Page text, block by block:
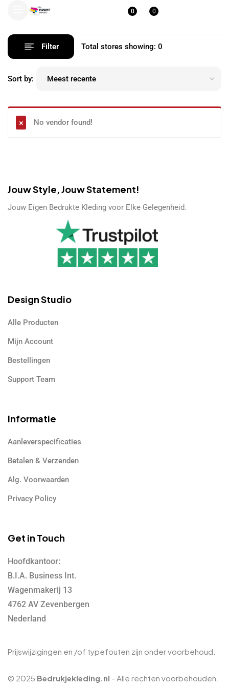
0 0
Filter Total stores showing: 0
Sort by:
No vendor found!
Jouw Style, Jouw Statement!
Jouw Eigen Bedrukte Kleding voor Elke Gelegenheid.
Design Studio
Alle Producten
Mijn Account
Bestellingen
Support Team
Informatie
Aanleverspecificaties
Betalen & Verzenden
Alg. Voorwaarden
Privacy Policy
Get in Touch
Hoofdkantoor:
B.I.A. Business Int.
Wagenmakerij 13
4762 AV Zevenbergen
Nederland
Prijswijzigingen en /of typefouten zijn onder voorbehoud.
© 2025 Bedrukjekleding.nl - Alle rechten voorbehouden.